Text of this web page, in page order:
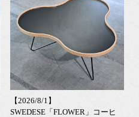
【2026/8/1】
SWEDESE「FLOWER」コーヒ